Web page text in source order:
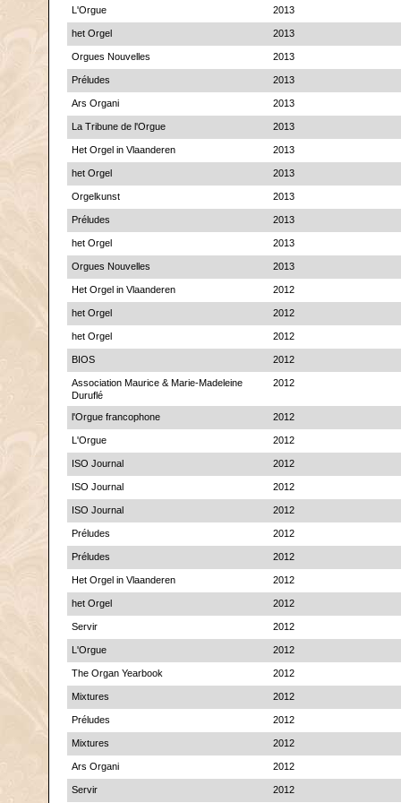
L'Orgue 2013
het Orgel 2013
Orgues Nouvelles 2013
Préludes 2013
Ars Organi 2013
La Tribune de l'Orgue 2013
Het Orgel in Vlaanderen 2013
het Orgel 2013
Orgelkunst 2013
Préludes 2013
het Orgel 2013
Orgues Nouvelles 2013
Het Orgel in Vlaanderen 2012
het Orgel 2012
het Orgel 2012
BIOS 2012
Association Maurice & Marie-Madeleine
Duruflé
2012
l'Orgue francophone 2012
L'Orgue 2012
ISO Journal 2012
ISO Journal 2012
ISO Journal 2012
Préludes 2012
Préludes 2012
Het Orgel in Vlaanderen 2012
het Orgel 2012
Servir 2012
L'Orgue 2012
The Organ Yearbook 2012
Mixtures 2012
Préludes 2012
Mixtures 2012
Ars Organi 2012
Servir 2012